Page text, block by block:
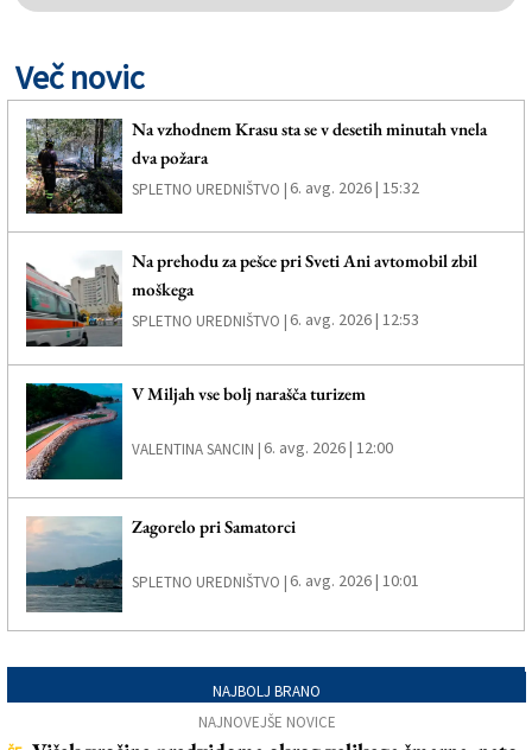
Več novic
Na vzhodnem Krasu sta se v desetih minutah vnela
dva požara
SPLETNO UREDNIŠTVO | 6. avg. 2026 | 15:32
Na prehodu za pešce pri Sveti Ani avtomobil zbil
moškega
SPLETNO UREDNIŠTVO | 6. avg. 2026 | 12:53
V Miljah vse bolj narašča turizem
VALENTINA SANCIN | 6. avg. 2026 | 12:00
Zagorelo pri Samatorci
SPLETNO UREDNIŠTVO | 6. avg. 2026 | 10:01
NAJBOLJ BRANO
NAJNOVEJŠE NOVICE